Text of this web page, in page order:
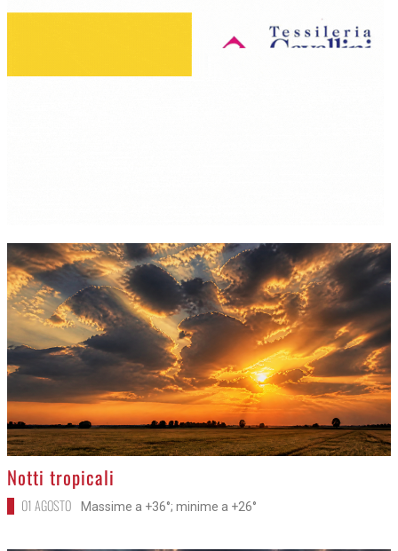
>
Notti tropicali
01 AGOSTO Massime a +36°; minime a +26°